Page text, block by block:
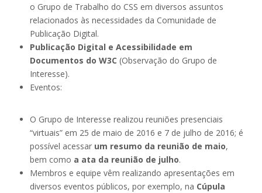
o Grupo de Trabalho do CSS em diversos assuntos
relacionados às necessidades da Comunidade de
Publicação Digital.
Publicação Digital e Acessibilidade em
Documentos do W3C (Observação do Grupo de
Interesse).
Eventos:
O Grupo de Interesse realizou reuniões presenciais
“virtuais” em 25 de maio de 2016 e 7 de julho de 2016; é
possível acessar um resumo da reunião de maio,
bem como a ata da reunião de julho.
Membros e equipe vêm realizando apresentações em
diversos eventos públicos, por exemplo, na Cúpula